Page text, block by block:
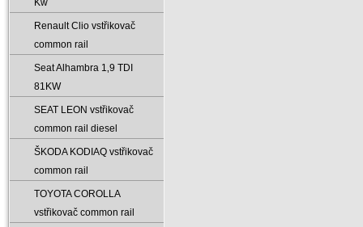
Kw
Renault Clio vstřikovač
common rail
Seat Alhambra 1‚9 TDI
81KW
SEAT LEON vstřikovač
common rail diesel
ŠKODA KODIAQ vstřikovač
common rail
TOYOTA COROLLA
vstřikovač common rail